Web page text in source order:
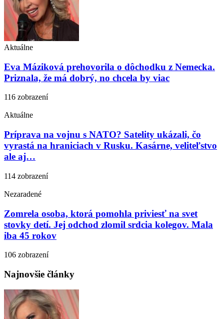
Aktuálne
Eva Máziková prehovorila o dôchodku z Nemecka.
Priznala, že má dobrý, no chcela by viac
116 zobrazení
Aktuálne
Príprava na vojnu s NATO? Satelity ukázali, čo
vyrastá na hraniciach v Rusku. Kasárne, veliteľstvo
ale aj…
114 zobrazení
Nezaradené
Zomrela osoba, ktorá pomohla priviesť na svet
stovky detí. Jej odchod zlomil srdcia kolegov. Mala
iba 45 rokov
106 zobrazení
Najnovšie články